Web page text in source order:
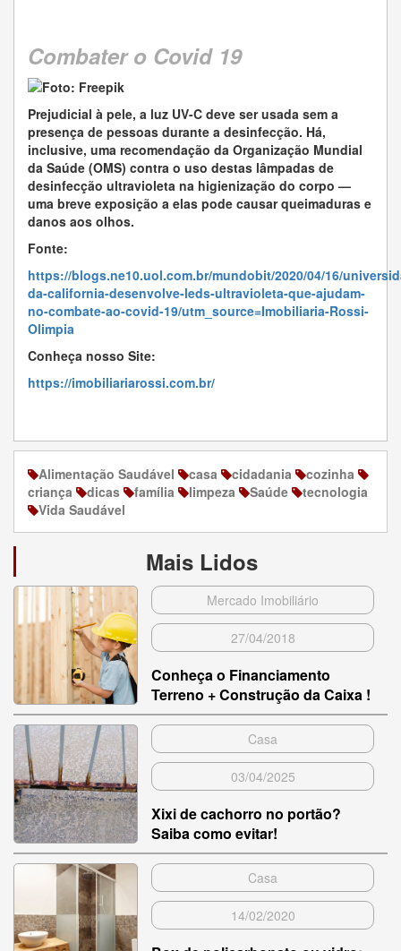
Combater o Covid 19
Prejudicial à pele, a luz UV-C deve ser usada sem a
presença de pessoas durante a desinfecção. Há,
inclusive, uma recomendação da Organização Mundial
da Saúde (OMS) contra o uso destas lâmpadas de
desinfecção ultravioleta na higienização do corpo —
uma breve exposição a elas pode causar queimaduras e
danos aos olhos.
Fonte:
https://blogs.ne10.uol.com.br/mundobit/2020/04/16/
da-california-desenvolve-leds-ultravioleta-que-ajudam-
no-combate-ao-covid-19/utm_source=Imobiliaria-Rossi-
Olimpia
Conheça nosso Site:
https://imobiliariarossi.com.br/
Alimentação Saudável casa cidadania
cozinha
criança
dicas família limpeza Saúde
tecnologia
Vida Saudável
Mais Lidos
Mercado Imobiliário
27/04/2018
Conheça o Financiamento
Terreno + Construção da Caixa !
Casa
03/04/2025
Xixi de cachorro no portão?
Saiba como evitar!
Casa
14/02/2020